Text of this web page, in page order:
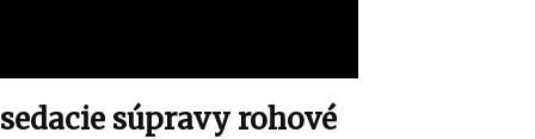
sedacie súpravy rohové